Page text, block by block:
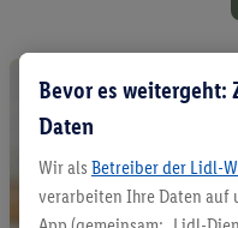
Bevor es weitergeht:
Daten
Wir als Betreiber der Lidl-
verarbeiten Ihre Daten auf